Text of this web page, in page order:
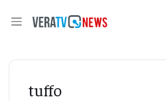
tuffo